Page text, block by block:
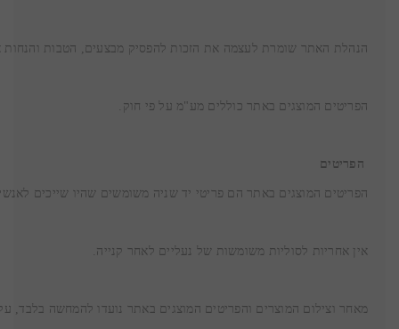
הנהלת האתר שומרת לעצמה את הזכות להפסיק מבצעים, הטבות
הפריטים המוצגים באתר כוללים מע"מ על פי חוק.
הפריטים
הפריטים המוצגים באתר הם פריטי יד שניה משומשים שהיו שייכים
אין אחריות לסוליות משומשות של נעליים לאחר קנייה.